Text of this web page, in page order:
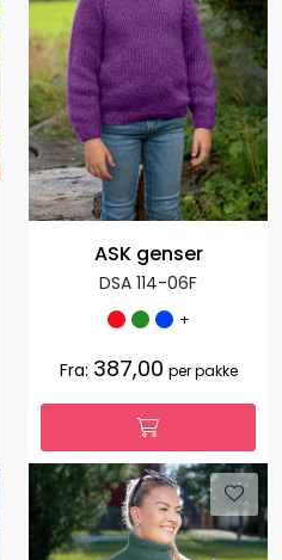
ASK genser
DSA 114-06F
+
Fra: 387,00 per pakke